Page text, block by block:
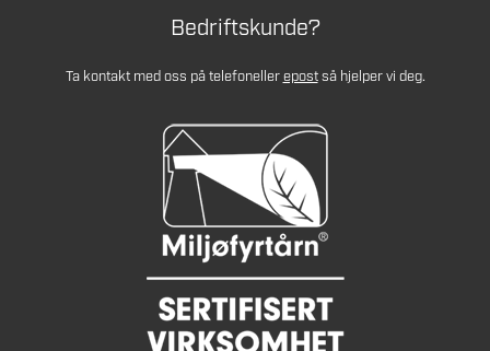
Bedriftskunde?
Ta kontakt med oss på telefonellerepostså hjelper vi deg.